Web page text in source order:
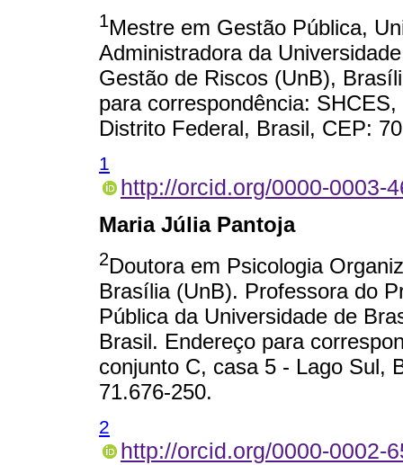
1Mestre em Gestão Pública,
Administradora da
Gestão de Riscos (UnB),
para correspondência:
Distrito Federal, Brasil, CEP:
1
http://orcid.org/0000-0003-
Maria Júlia Pantoja
2Doutora em Psicologia
Brasília (UnB). Professora do
Pública da Universidade de
Brasil. Endereço para
conjunto C, casa 5 - Lago Sul,
71.676-250.
2
http://orcid.org/0000-0002-